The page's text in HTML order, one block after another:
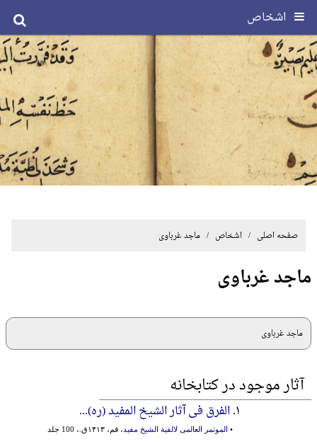
اشخاص
صفحه اصلی / اشخاص / ماجد غرباوی
ماجد غرباوی
ماجد غرباوی
آثار موجود در کتابخانه
۱. الفرق فی آثار الشیخ المفید (ره)...
• الموتمر العالمی لالفیة الشیخ مفید ، قم، ۱۴۱۳ق.، 100 جلد